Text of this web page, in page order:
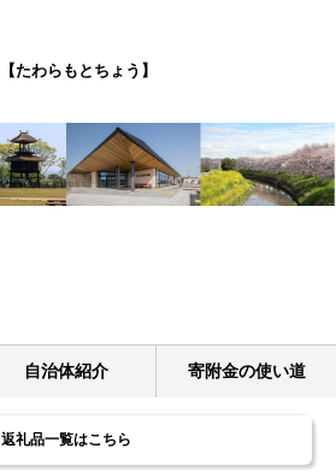
【たわらもとちょう】
自治体紹介 寄附金の使い道
返礼品一覧はこちら